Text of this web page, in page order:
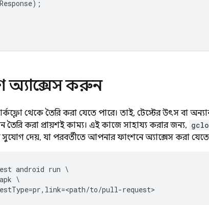
);
অ্যাক্সেস করুন
ওয়ার্কফ্লো থেকে তৈরি করা যেতে পারে। তাই, টেস্টের উৎস বা
তৈরি করা প্রায়শই কাম্য। এই কাজে সাহায্য করার জন্য,
দেয়, যা পরবর্তীতে আপনার ফাংশনে অ্যাক্সেস করা
android run \
\